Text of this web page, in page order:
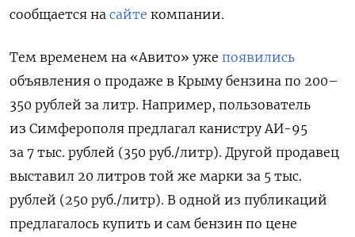
сообщается на сайте компании.
Тем временем на «Авито» уже появились
объявления о продаже в Крыму бензина по 200–
350 рублей за литр. Например, пользователь
из Симферополя предлагал канистру АИ-95
за 7 тыс. рублей (350 руб./литр). Другой продавец
выставил 20 литров той же марки за 5 тыс.
рублей (250 руб./литр). В одной из публикаций
предлагалось купить и сам бензин по цене